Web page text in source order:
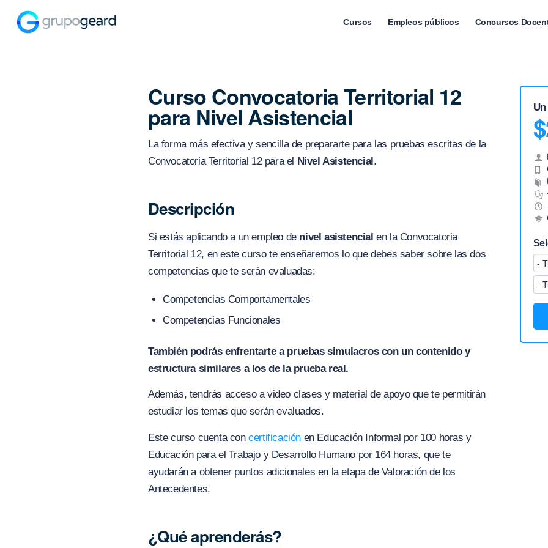
Cursos Empleos públicos Concursos
Curso Convocatoria Territorial 12
para Nivel Asistencial
La forma más efectiva y sencilla de prepararte para las pruebas escritas de la
Convocatoria Territorial 12 para el Nivel Asistencial .
Descripción
Si estás aplicando a un empleo de nivel asistencial en la Convocatoria
Territorial 12, en este curso te enseñaremos lo que debes saber sobre las dos
competencias que te serán evaluadas:
Competencias Comportamentales
Competencias Funcionales
También podrás enfrentarte a pruebas simulacros con un contenido y
estructura similares a los de la prueba real.
Además, tendrás acceso a video clases y material de apoyo que te permitirán
estudiar los temas que serán evaluados.
Este curso cuenta concertificación en Educación Informal por 100 horas y
Educación para el Trabajo y Desarrollo Humano por 164 horas, que te
ayudarán a obtener puntos adicionales en la etapa de Valoración de los
Antecedentes.
¿Qué aprenderás?
$